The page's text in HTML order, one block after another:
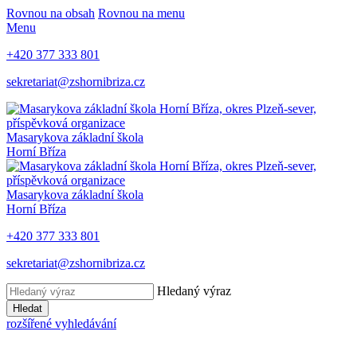
Rovnou na obsah Rovnou na menu
Menu
+420 377 333 801
sekretariat@zshornibriza.cz
Masarykova základní škola
Horní Bříza
Masarykova základní škola
Horní Bříza
+420 377 333 801
sekretariat@zshornibriza.cz
Hledaný výraz
Hledat
rozšířené vyhledávání